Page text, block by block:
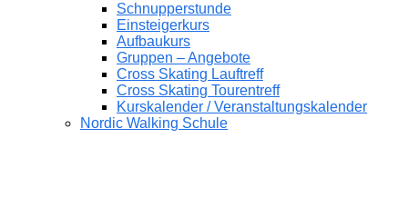
Schnupperstunde
Einsteigerkurs
Aufbaukurs
Gruppen – Angebote
Cross Skating Lauftreff
Cross Skating Tourentreff
Kurskalender / Veranstaltungskalender
Nordic Walking Schule